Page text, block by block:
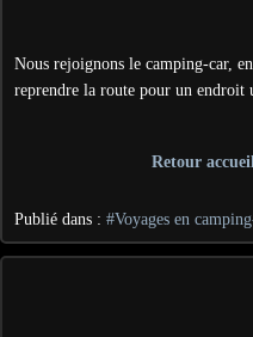
Nous rejoignons le camping-car,
reprendre la route pour un endroit
Retour
Publié dans : #Voyages en